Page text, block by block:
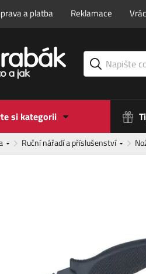
a platba Reklamace
si kategorii
Ruční nářadí a příslušenství